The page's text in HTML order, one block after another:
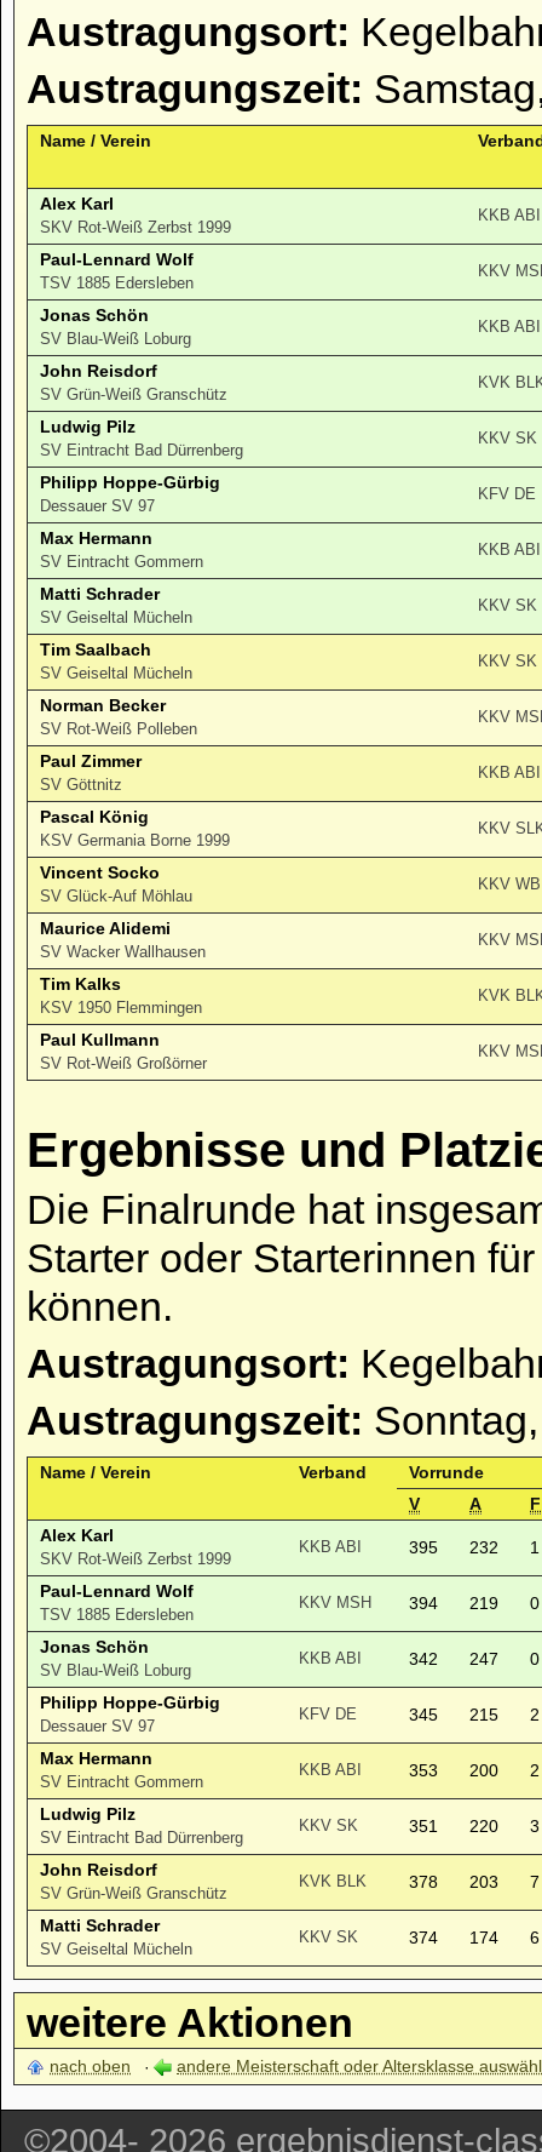
Austragungsort:
Austragungszeit:
Name / Verein
Alex Karl
SKV Rot-Weiß Zerbst 1999
KKB ABI
Paul-Lennard Wolf
TSV 1885 Edersleben
KKV
Jonas Schön
SV Blau-Weiß Loburg
KKB ABI
John Reisdorf
SV Grün-Weiß Granschütz
KVK
Ludwig Pilz
SV Eintracht Bad Dürrenberg
KKV SK
Philipp Hoppe-Gürbig
Dessauer SV 97
KFV DE
Max Hermann
SV Eintracht Gommern
KKB ABI
Matti Schrader
SV Geiseltal Mücheln
KKV SK
Tim Saalbach
SV Geiseltal Mücheln
KKV SK
Norman Becker
SV Rot-Weiß Polleben
KKV
Paul Zimmer
SV Göttnitz
KKB ABI
Pascal König
KSV Germania Borne 1999
KKV
Vincent Socko
SV Glück-Auf Möhlau
KKV WB
Maurice Alidemi
SV Wacker Wallhausen
KKV
Tim Kalks
KSV 1950 Flemmingen
KVK
Paul Kullmann
SV Rot-Weiß Großörner
KKV
Ergebnisse und
Die Finalrunde hat
Starter oder Starterinnen
können.
Austragungsort:
Austragungszeit:
Name / Verein Verband
Vorrunde
V
A
F
Alex Karl
SKV Rot-Weiß Zerbst 1999
KKB ABI 395 232 1
Paul-Lennard Wolf
TSV 1885 Edersleben
KKV MSH 394 219 0
Jonas Schön
SV Blau-Weiß Loburg
KKB ABI 342 247 0
Philipp Hoppe-Gürbig
Dessauer SV 97
KFV DE 345 215 2
Max Hermann
SV Eintracht Gommern
KKB ABI 353 200 2
Ludwig Pilz
SV Eintracht Bad Dürrenberg
KKV SK 351 220 3
John Reisdorf
SV Grün-Weiß Granschütz
KVK BLK 378 203 7
Matti Schrader
SV Geiseltal Mücheln
KKV SK 374 174 6
weitere Aktionen
nach oben andere Meisterschaft oder Altersklasse
©2004- 2026 ergebnisdienst-